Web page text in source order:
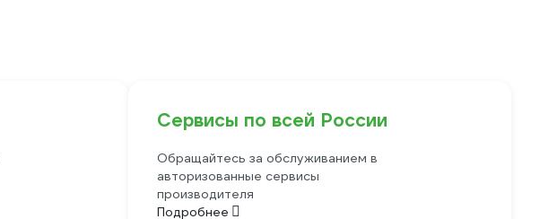
Сервисы по всей России
Обращайтесь за обслуживанием в
авторизованные сервисы
производителя
Подробнее